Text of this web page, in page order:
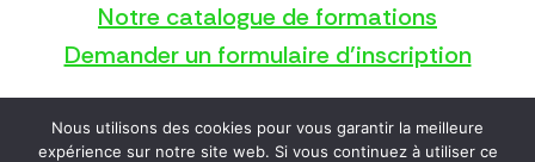
Notre catalogue de formations
Demander un formulaire d’inscription
Copyright © 2025
Nous utilisons des cookies pour vous garantir la meilleure
expérience sur notre site web. Si vous continuez à utiliser ce